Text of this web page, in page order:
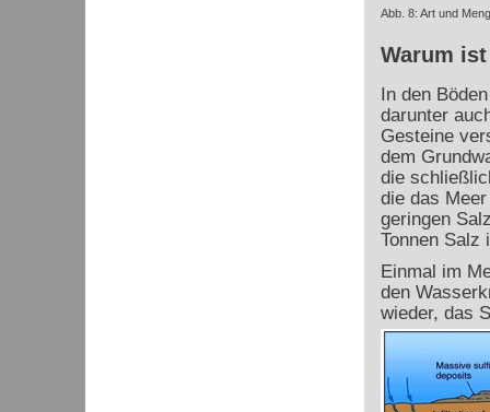
Abb. 8: Art und
Warum
In den
darunter
Gesteine
dem
die
die das
geringen
Tonnen Salz
Einmal im
den
wieder, das